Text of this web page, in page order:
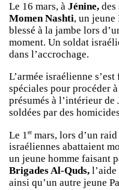
Le 16 mars, à Jénine, des
Momen Nashti, un jeune
blessé à la jambe lors
moment. Un soldat
dans l’accrochage.
L’armée israélienne
spéciales pour procéder
présumés à l’intérieur
soldées par des
Le 1 ermars, lors d’un raid
israéliennes abattaient
un jeune homme faisant
Brigades Al-Quds,
ainsi qu’un autre jeune